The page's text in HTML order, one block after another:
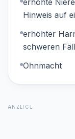
erhöhte
Hinweis auf
erhöhter
schweren
Ohnmacht
ANZEIGE